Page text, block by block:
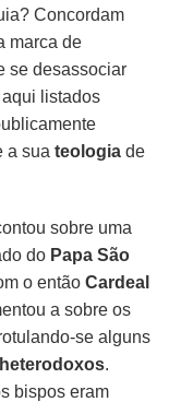
Concordam
marca de
se desassociar
listados
a suateologia de
sobre uma
do Papa São
o entãoCardeal
a sobre os
se alguns
heterodoxos.
bispos eram